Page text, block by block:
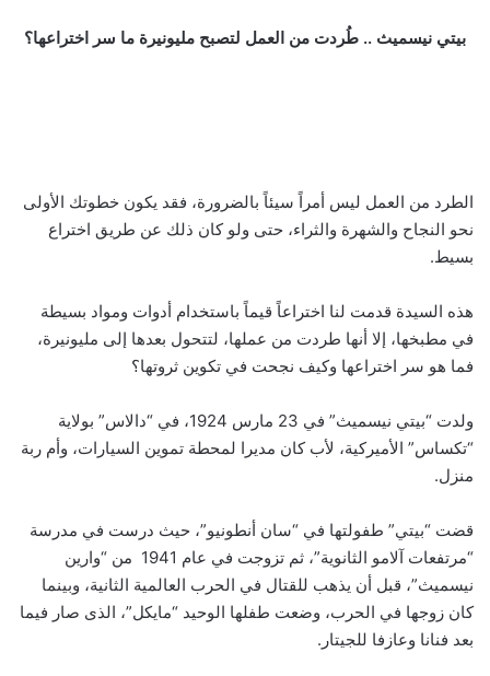
بيتي نيسميث .. طُردت من العمل لتصبح مليونيرة ما سر اختراعها؟
الطرد من العمل ليس أمراً سيئاً بالضرورة، فقد يكون خطوتك الأولى
نحو النجاح والشهرة والثراء، حتى ولو كان ذلك عن طريق اختراع
بسيط.
هذه السيدة قدمت لنا اختراعاً قيماً باستخدام أدوات ومواد بسيطة
في مطبخها، إلا أنها طردت من عملها، لتتحول بعدها إلى مليونيرة،
فما هو سر اختراعها وكيف نجحت في تكوين ثروتها؟
ولدت “بيتي نيسميث” في 23 مارس 1924، في “دالاس” بولاية
“تكساس” الأميركية، لأب كان مديرا لمحطة تموين السيارات، وأم ربة
منزل.
قضت “بيتي” طفولتها في “سان أنطونيو”، حيث درست في مدرسة
“مرتفعات آلامو الثانوية”، ثم تزوجت في عام 1941 من “وارين
نيسميث”، قبل أن يذهب للقتال في الحرب العالمية الثانية، وبينما
كان زوجها في الحرب، وضعت طفلها الوحيد “مايكل”، الذى صار فيما
بعد فنانا وعازفا للجيتار.